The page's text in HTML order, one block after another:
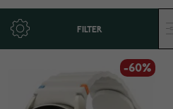
FILTER
-60%